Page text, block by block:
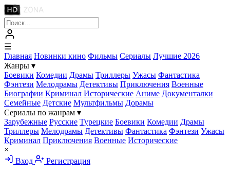
☰
Главная Новинки кино Фильмы Сериалы Лучшие 2026
Жанры ▾
Боевики Комедии Драмы Триллеры Ужасы Фантастика
Фэнтези Мелодрамы Детективы Приключения Военные
Биографии Криминал Исторические Аниме Документалки
Семейные Детские Мультфильмы Дорамы
Сериалы по жанрам ▾
Зарубежные Русские Турецкие Боевики Комедии Драмы
Триллеры Мелодрамы Детективы Фантастика Фэнтези Ужасы
Криминал Приключения Военные Исторические
×
Вход
Регистрация